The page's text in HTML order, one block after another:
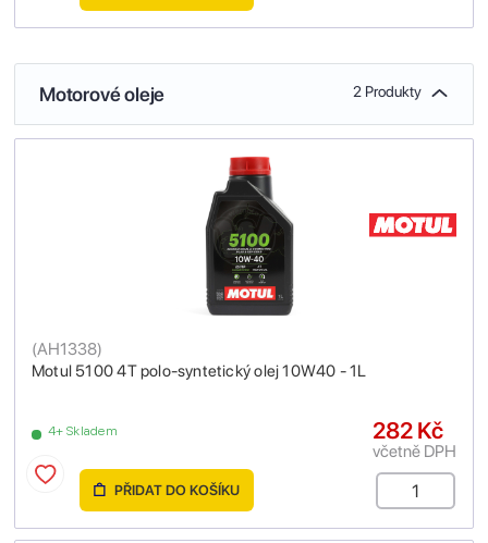
Motorové oleje 2 Produkty
Motul 5100 4T polo-syntetický olej 10W40 - 1L
(AH1338)
4+ Skladem 282 Kč
včetně DPH
PŘIDAT DO KOŠÍKU